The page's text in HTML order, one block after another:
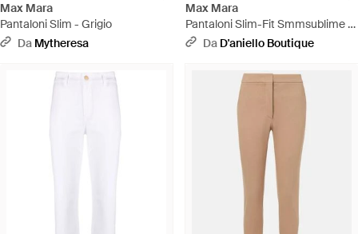
Max Mara
Pantaloni Slim - Grigio
Da Mytheresa
Max Mara
Pantaloni Slim-Fit Smmsublime -
Marrone
Da D'aniello Boutique